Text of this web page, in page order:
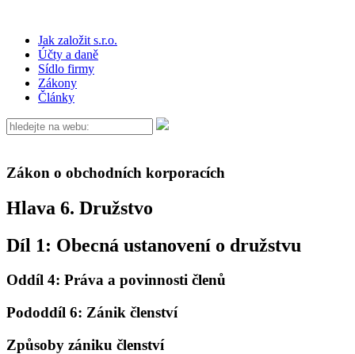
Jak založit s.r.o.
Účty a daně
Sídlo firmy
Zákony
Články
Zákon o obchodních korporacích
Hlava 6. Družstvo
Díl 1: Obecná ustanovení o družstvu
Oddíl 4: Práva a povinnosti členů
Pododdíl 6: Zánik členství
Způsoby zániku členství